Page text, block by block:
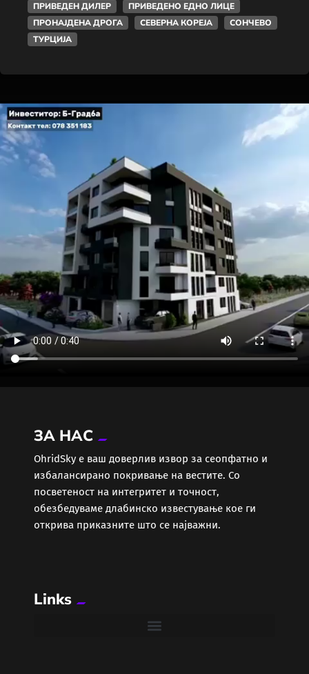
ПРИВЕДЕН ДИЛЕР
ПРИВЕДЕНО ЕДНО ЛИЦЕ
ПРОНАЈДЕНА ДРОГА
СЕВЕРНА КОРЕЈА
СОНЧЕВО
ТУРЦИЈА
ЗА НАС
ОhridSky е ваш доверлив извор за сеопфатно и
избалансирано покривање на вестите. Со
посветеност на интегритет и точност,
обезбедуваме длабинско известување кое ги
открива приказните што се најважни.
Links